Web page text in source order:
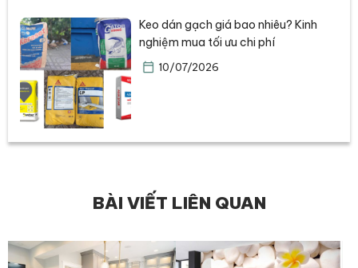
Keo dán gạch giá bao nhiêu? Kinh
nghiệm mua tối ưu chi phí
10/07/2026
BÀI VIẾT LIÊN QUAN